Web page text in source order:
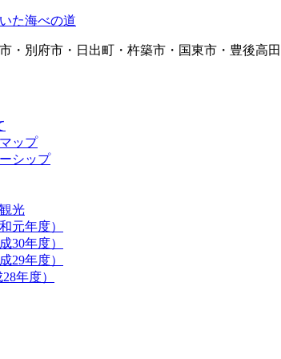
た海べの道
・別府市・日出町・杵築市・国東市・豊後高
ップ
シップ
光
元年度）
30年度）
29年度）
年度）